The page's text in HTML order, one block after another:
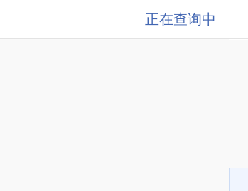
正在查询中